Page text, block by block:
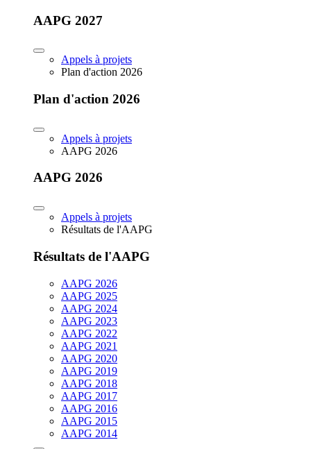
AAPG 2027
Appels à projets
Plan d'action 2026
Plan d'action 2026
Appels à projets
AAPG 2026
AAPG 2026
Appels à projets
Résultats de l'AAPG
Résultats de l'AAPG
AAPG 2026
AAPG 2025
AAPG 2024
AAPG 2023
AAPG 2022
AAPG 2021
AAPG 2020
AAPG 2019
AAPG 2018
AAPG 2017
AAPG 2016
AAPG 2015
AAPG 2014